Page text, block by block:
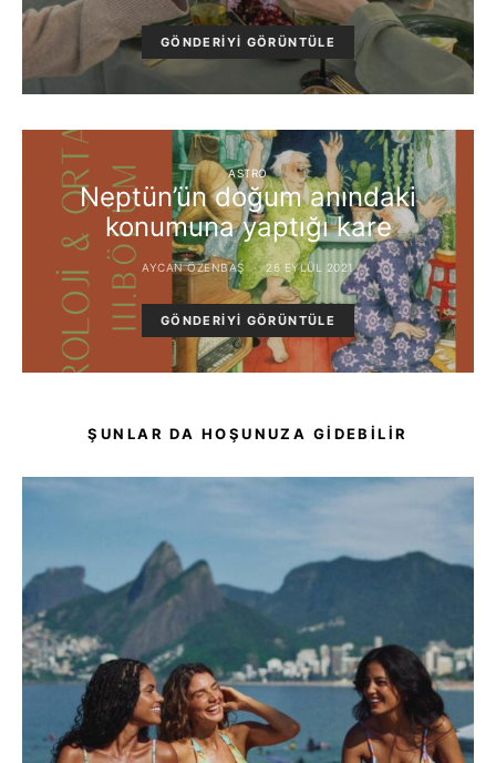
GÖNDERIYI GÖRÜNTÜLE
ASTRO
Neptün’ün doğum anındaki
konumuna yaptığı kare
AYCAN ÖZENBAŞ 26 EYLÜL 2021
GÖNDERIYI GÖRÜNTÜLE
ŞUNLAR DA HOŞUNUZA GIDEBILIR